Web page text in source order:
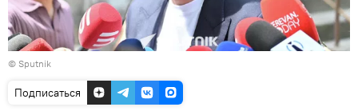
© Sputnik
Подписаться